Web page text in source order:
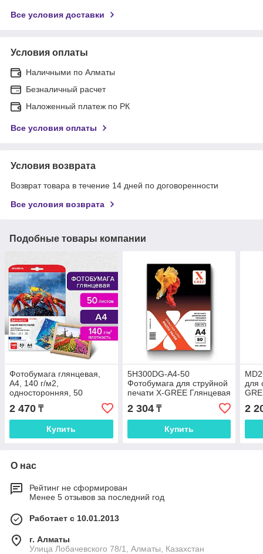
Все условия доставки
Условия оплаты
Наличными по Алматы
Безналичный расчет
Наложенный платеж по РК
Все условия оплаты
Условия возврата
Возврат товара в течение 14 дней по договоренности
Все условия возврата
Подобные товары компании
Фотобумага глянцевая,
А4, 140 г/м2,
односторонняя, 50
листов, BRAUBERG
ORIGINAL
2 470 ₸
Купить
5H300DG-А4-50
Фотобумага для струйной
печати X-GREE Глянцевая
Двусторонняя
A4*210x297мм/50л/300г
NEW (16)
2 304₸
Купить
для
2
О нас
Рейтинг не сформирован
Менее 5 отзывов за последний год
Работает с 10.01.2013
г. Алматы
Улица Лобачевского 78/1, Алматы, Казахстан